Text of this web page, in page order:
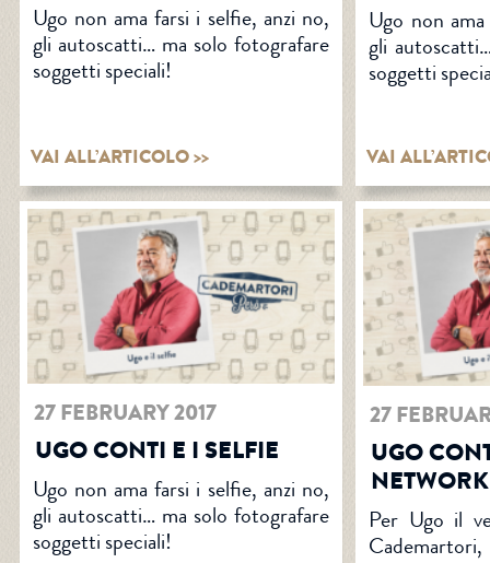
Ugo non ama farsi i selfie, anzi no,
gli autoscatti… ma solo fotografare
soggetti speciali!
VAI ALL’ARTICOLO >>
Ugo non
gli
soggetti
VAI
27 FEBRUARY 2017
UGO CONTI E I SELFIE
Ugo non ama farsi i selfie, anzi no,
gli autoscatti… ma solo fotografare
soggetti speciali!
27
UGO
NETWORK
Per Ugo il